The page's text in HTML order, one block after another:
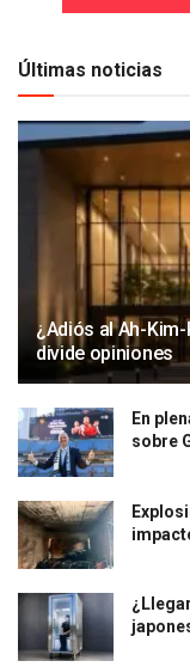
Últimas noticias
¿Adiós al Ah-
divide opiniones
En
sobre